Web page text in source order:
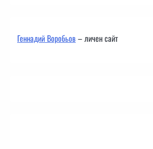
Геннадий Воробьов– личен сайт